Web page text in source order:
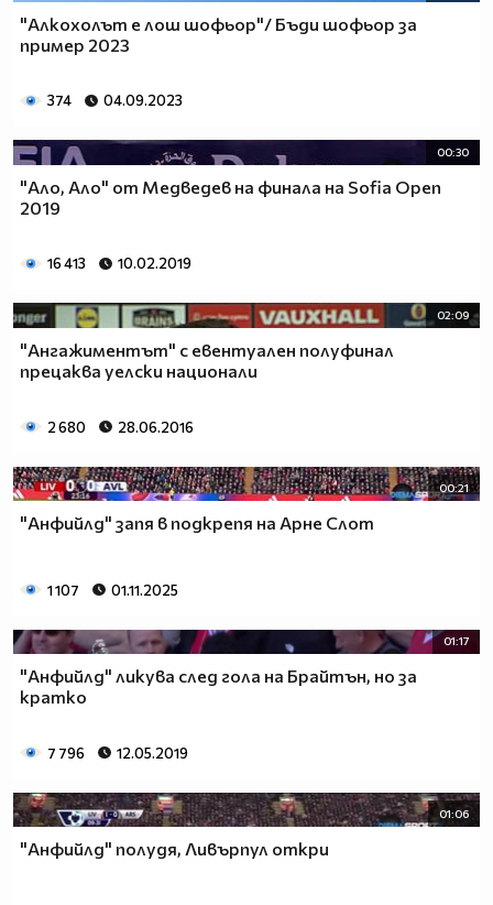
"Алкохолът е лош шофьор"/ Бъди шофьор за
пример 2023
374 04.09.2023
00:30
"Ало, Ало" от Медведев на финала на Sofia Open
2019
16 413 10.02.2019
02:09
"Ангажиментът" с евентуален полуфинал
прецаква уелски национали
2 680 28.06.2016
00:21
"Анфийлд" запя в подкрепя на Арне Слот
1 107 01.11.2025
01:17
"Анфийлд" ликува след гола на Брайтън, но за
кратко
7 796 12.05.2019
01:06
"Анфийлд" полудя, Ливърпул откри